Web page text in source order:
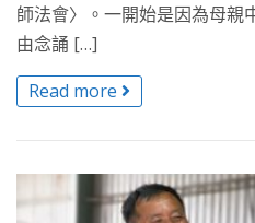
師法會〉。一開始是因為母親
由念誦 […]
Read more